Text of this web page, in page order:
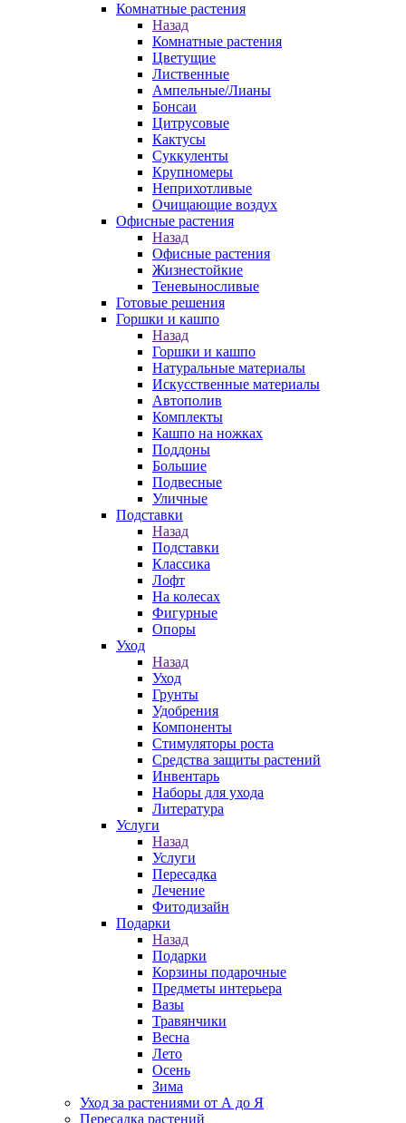
Комнатные растения
Назад
Комнатные растения
Цветущие
Лиственные
Ампельные/Лианы
Бонсаи
Цитрусовые
Кактусы
Суккуленты
Крупномеры
Неприхотливые
Очищающие воздух
Офисные растения
Назад
Офисные растения
Жизнестойкие
Теневыносливые
Готовые решения
Горшки и кашпо
Назад
Горшки и кашпо
Натуральные материалы
Искусственные материалы
Автополив
Комплекты
Кашпо на ножках
Поддоны
Большие
Подвесные
Уличные
Подставки
Назад
Подставки
Классика
Лофт
На колесах
Фигурные
Опоры
Уход
Назад
Уход
Грунты
Удобрения
Компоненты
Стимуляторы роста
Средства защиты растений
Инвентарь
Наборы для ухода
Литература
Услуги
Назад
Услуги
Пересадка
Лечение
Фитодизайн
Подарки
Назад
Подарки
Корзины подарочные
Предметы интерьера
Вазы
Травянчики
Весна
Лето
Осень
Зима
Уход за растениями от А до Я
Пересадка растений